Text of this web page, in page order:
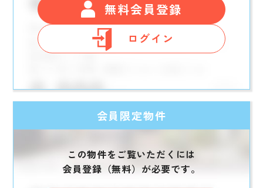
無料会員登録
ログイン
会員限定物件
この物件をご覧いただくには
会員登録（無料）が必要です。